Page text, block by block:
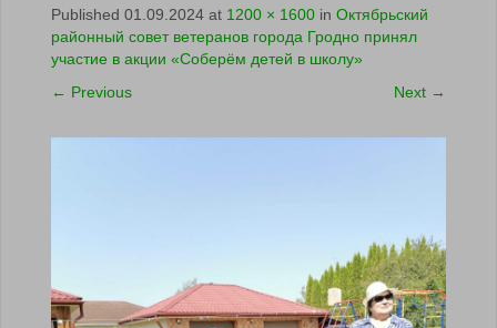
Published 01.09.2024 at 1200 × 1600 in Октябрьский
районный совет ветеранов города Гродно принял
участие в акции «Соберём детей в школу»
← Previous Next →